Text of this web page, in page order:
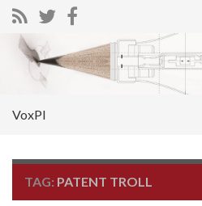
Search for:
VoxPI
TAG: PATENT TROLL